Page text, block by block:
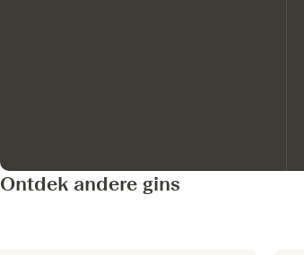
Ontdek andere gins